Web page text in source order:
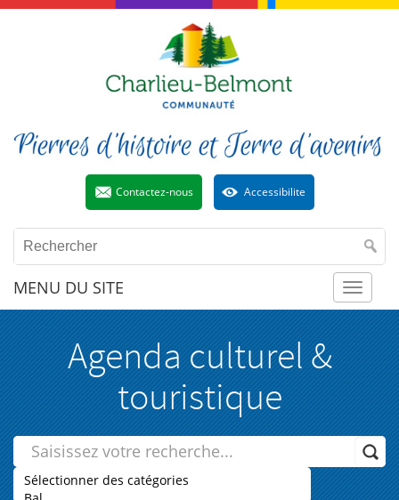
Contactez-nous Accessibilite
MENU DU SITE
Agenda culturel &
touristique